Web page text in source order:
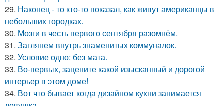
29. Наконец - то кто-то показал, как живут американцы в
небольших городках.
30. Мозги в честь первого сентября разомнём.
31. Заглянем внутрь знаменитых коммуналок.
32. Условие одно: без мата.
33. Во-первых, зацените какой изысканный и дорогой
интерьер в этом доме!
34. Вот что бывает когда дизайном кухни занимается